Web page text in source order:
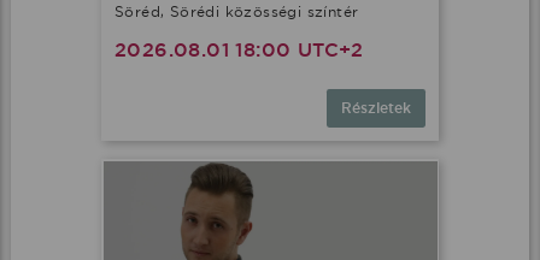
Söréd, Sörédi közösségi színtér
2026.08.01 18:00 UTC+2
Részletek